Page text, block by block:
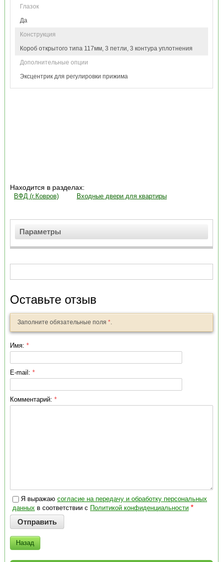
Глазок
Да
Конструкция
Короб открытого типа 117мм, 3 петли, 3 контура уплотнения
Дополнительные опции
Эксцентрик для регулировки прижима
Находится в разделах:
ВФД (г.Ковров) Входные двери для квартиры
Параметры
Оставьте отзыв
Заполните обязательные поля *.
Имя: *
E-mail: *
Комментарий: *
Я выражаю согласие на передачу и обработку персональных
данных в соответствии с Политикой конфиденциальности *
Назад